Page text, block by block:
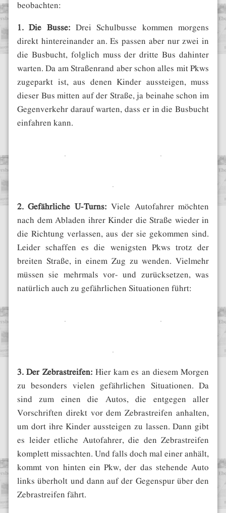
beobachten:
1. Die Busse: Drei Schulbusse kommen morgens
direkt hintereinander an. Es passen aber nur zwei in
die Busbucht, folglich muss der dritte Bus dahinter
warten. Da am Straßenrand aber schon alles mit Pkws
zugeparkt ist, aus denen Kinder aussteigen, muss
dieser Bus mitten auf der Straße, ja beinahe schon im
Gegenverkehr darauf warten, dass er in die Busbucht
einfahren kann.
2. Gefährliche U-Turns: Viele Autofahrer möchten
nach dem Abladen ihrer Kinder die Straße wieder in
die Richtung verlassen, aus der sie gekommen sind.
Leider schaffen es die wenigsten Pkws trotz der
breiten Straße, in einem Zug zu wenden. Vielmehr
müssen sie mehrmals vor- und zurücksetzen, was
natürlich auch zu gefährlichen Situationen führt:
3. Der Zebrastreifen: Hier kam es an diesem Morgen
zu besonders vielen gefährlichen Situationen. Da
sind zum einen die Autos, die entgegen aller
Vorschriften direkt vor dem Zebrastreifen anhalten,
um dort ihre Kinder aussteigen zu lassen. Dann gibt
es leider etliche Autofahrer, die den Zebrastreifen
komplett missachten. Und falls doch mal einer anhält,
kommt von hinten ein Pkw, der das stehende Auto
links überholt und dann auf der Gegenspur über den
Zebrastreifen fährt.